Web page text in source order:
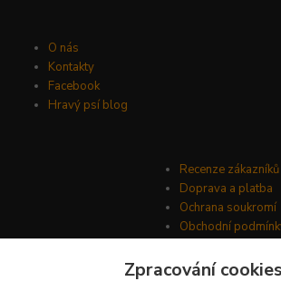
O nás
Kontakty
Facebook
Hravý psí blog
Recenze zákazníků
Doprava a platba
Ochrana soukromí
Obchodní
Zpracování cookies